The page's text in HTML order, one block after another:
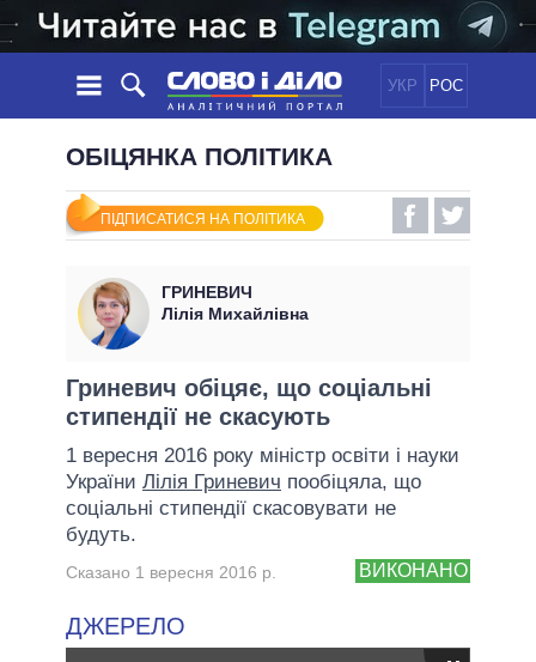
УКР РОС
НОВИНИ
СТРІЧКА
ПОДІЇ
СТАТТІ
ДУМКИ
ОГЛЯДИ
ДАЙДЖЕСТИ
ПОЛІТИКА
ЕКОНОМІКА
СВІТ
ОБIЦЯНКИ
УСІ ПОЛІТИКИ
ПРЕЗИДЕНТ І ОФІС
ВЕРХОВНА РАДА
КАБІНЕТ МІНІСТРІВ
ГОЛОВИ ОБЛАДМІНІСТРАЦІЙ
МЕРИ МІСТ
ВСІ ПЕРСОНИ
ІНФОГРАФІКА
ПІДТРИМАТИ
ПОРІВНЯННЯ ПОЛІТИКІВ
ОБІЦЯНКА ПОЛІТИКА
ПІДПИСАТИСЯ НА ПОЛІТИКА
ГРИНЕВИЧ
Лілія Михайлівна
Гриневич обіцяє, що соціальні
стипендії не скасують
1 вересня 2016 року міністр освіти і науки
України Лілія Гриневич пообіцяла, що
соціальні стипендії скасовувати не
будуть.
ВИКОНАНО
Сказано 1 вересня 2016 р.
ДЖЕРЕЛО